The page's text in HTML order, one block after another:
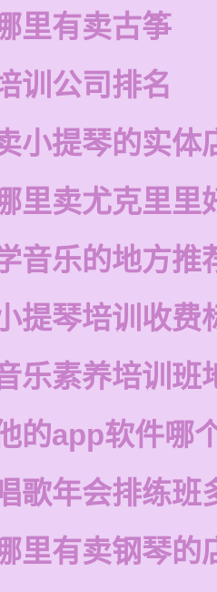
里有卖古筝
训公司排名
小提琴的实体
里卖尤克里里
音乐的地方推
提琴培训收费
乐素养培训班
的app软件哪
歌年会排练班
里有卖钢琴的